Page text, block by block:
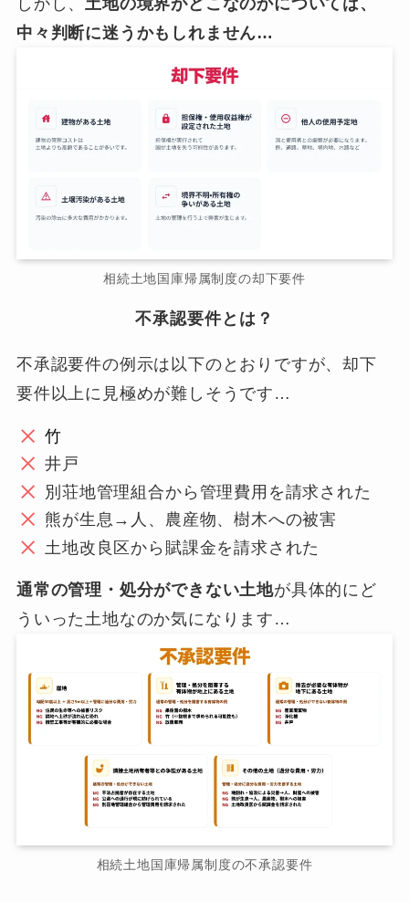
しかし、土地の境界がどこなのかについては、
中々判断に迷うかもしれません…
相続土地国庫帰属制度の却下要件
不承認要件とは？
不承認要件の例示は以下のとおりですが、却下
要件以上に見極めが難しそうです…
竹
井戸
別荘地管理組合から管理費用を請求された
熊が生息→人、農産物、樹木への被害
土地改良区から賦課金を請求された
通常の管理・処分ができない土地が具体的にど
ういった土地なのか気になります…
相続土地国庫帰属制度の不承認要件